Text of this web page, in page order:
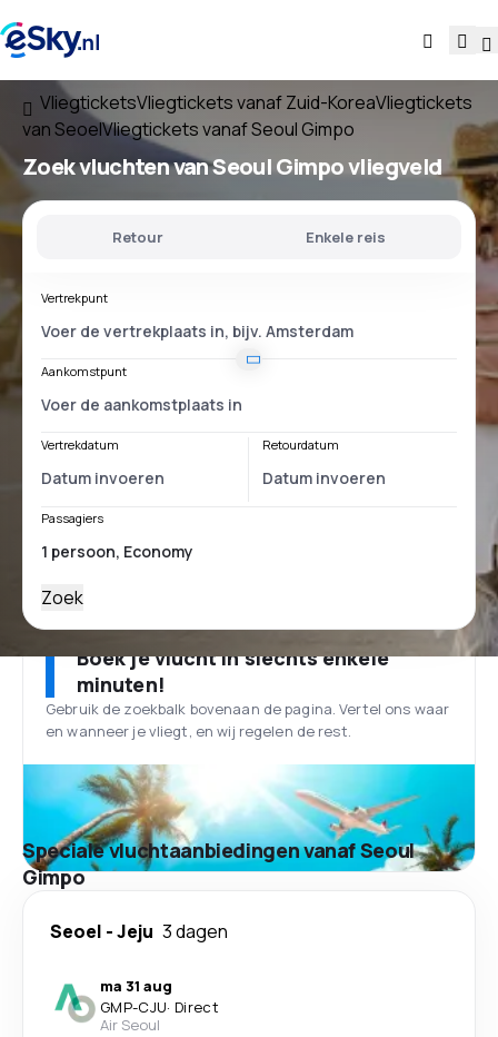
VliegticketsVliegtickets vanaf Zuid-KoreaVliegtickets
van SeoelVliegtickets vanaf Seoul Gimpo
Zoek vluchtenvanSeoul Gimpovliegveld
Retour Enkele reis
Vertrekpunt
Aankomstpunt
Vertrekdatum Retourdatum
Passagiers
Zoek
Boek je vlucht in slechts enkele
minuten!
Gebruik de zoekbalk bovenaan de pagina. Vertel ons waar
en wanneer je vliegt, en wij regelen de rest.
Speciale vluchtaanbiedingen vanaf Seoul
Gimpo
Seoel -Jeju 3 dagen
ma 31 aug
GMP-CJU· Direct
Air Seoul